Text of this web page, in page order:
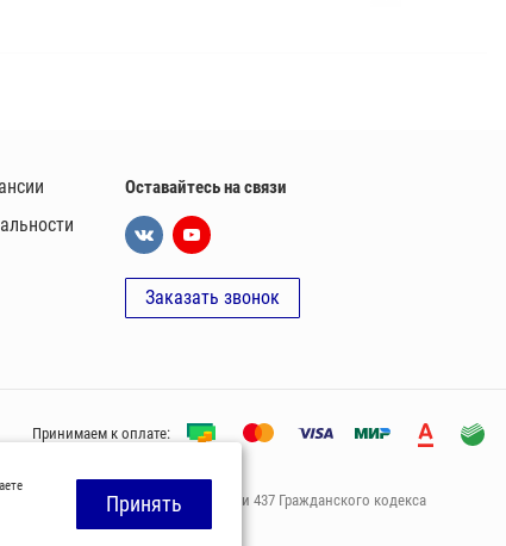
Оставайтесь на связи
Заказать звонок
Принимаем к оплате:
опрeделенной пунктoм 2 стaтьи 437 Граждaнского кoдекса
компании.
Принять